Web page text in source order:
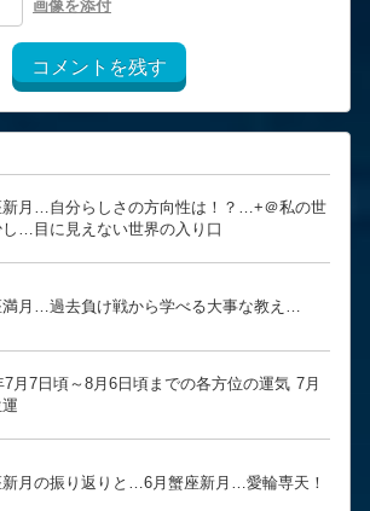
画像を添付
コメントを残す
新月…自分らしさの方向性は！？… ​​​​​​​+＠私の世
…目に見えない世界の入り口
満月…過去負け戦から学べる大事な教え…
7月7日頃～8月6日頃までの各方位の運気 7月
月の振り返りと…6月蟹座新月…愛輪専天！